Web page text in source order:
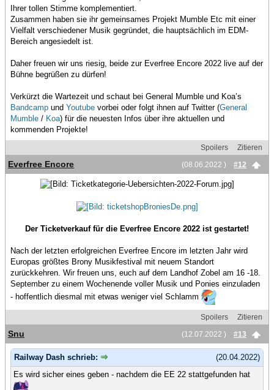
Ihrer tollen Stimme komplementiert.
Zusammen haben sie ihr gemeinsames Projekt Mumble Etc mit einer
Vielfalt verschiedener Musik gegründet, die hauptsächlich im EDM-
Bereich angesiedelt ist.
Daher freuen wir uns riesig, beide zur Everfree Encore 2022 live auf der
Bühne begrüßen zu dürfen!
Verkürzt die Wartezeit und schaut bei General Mumble und Koa’s
Bandcamp und Youtube vorbei oder folgt ihnen auf Twitter (General
Mumble / Koa) für die neuesten Infos über ihre aktuellen und
kommenden Projekte!
Spoilers
Zitieren
(08.06.2022 )
#12
Everfree Encore
Der Ticketverkauf für die Everfree Encore 2022 ist gestartet!
Nach der letzten erfolgreichen Everfree Encore im letzten Jahr wird
Europas größtes Brony Musikfestival mit neuem Standort
zurückkehren. Wir freuen uns, euch auf dem Landhof Zobel am 16 -18.
September zu einem Wochenende voller Musik und Ponies einzuladen
- hoffentlich diesmal mit etwas weniger viel Schlamm
Spoilers
Zitieren
(12.07.2022 )
#13
Snu
(20.04.2022)
Railway Dash schrieb:
Es wird sicher eines geben - nachdem die EE 22 stattgefunden hat